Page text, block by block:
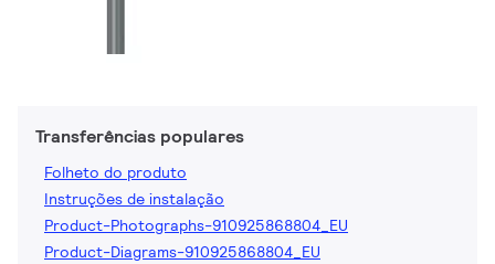
Transferências populares
Folheto do produto
Instruções de instalação
Product-Photographs-910925868804_EU
Product-Diagrams-910925868804_EU